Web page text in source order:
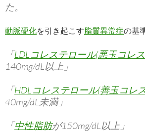
た。
動脈硬化を引き起こす脂質異常症の基
「LDLコレステロール(悪玉コレ
140mg/dL以上」
「HDLコレステロール(善玉コレ
40mg/dL未満」
「中性脂肪が150mg/dL以上」